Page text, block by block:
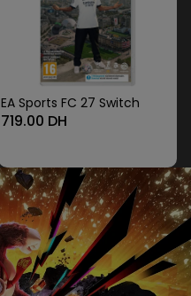
Épuisé
EA Sports FC 27 Switch
719.00 DH